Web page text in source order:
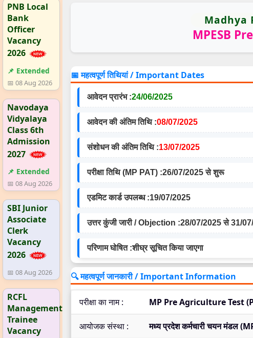
PNB Local
Bank
Officer
Vacancy
2026
📌 Extended
📅 08 Aug 2026
Navodaya
Vidyalaya
Class 6th
Admission
2027
📌 Extended
📅 08 Aug 2026
SBI Junior
Associate
Clerk
Vacancy
2026
📅 08 Aug 2026
RCFL
Management
Trainee
Vacancy
Madhya
MPESB
📅 महत्वपूर्ण तिथियां / Important Dates
आवेदन प्रारंभ :24/06/2025
आवेदन की अंतिम तिथि :08/07/2025
संशोधन की अंतिम तिथि :13/07/2025
परीक्षा तिथि (MP PAT) :26/07/2025 से शुरू
एडमिट कार्ड उपलब्ध :19/07/2025
उत्तर कुंजी जारी / Objection :28/07/2025 से 31/
परिणाम घोषित :शीघ्र सूचित किया जाएगा
🔍 महत्वपूर्ण जानकारी / Important Information
परीक्षा का नाम : MP Pre Agriculture Test
आयोजक संस्था : मध्य प्रदेश कर्मचारी चयन मंडल